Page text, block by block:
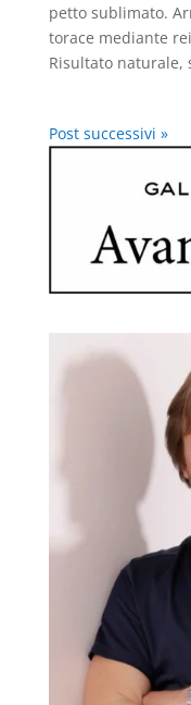
petto sublimato.
torace mediante
Risultato naturale,
Post successivi »